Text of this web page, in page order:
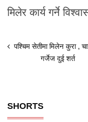
मिलेर कार्य गर्ने
पश्चिम सेतीमा मिलेन कुरा ,
गर्जेज दुई शर्त
SHORTS